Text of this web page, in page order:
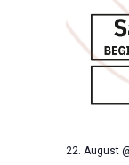
22. August